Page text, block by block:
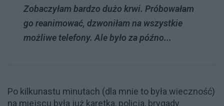
Zobaczyłam bardzo dużo krwi. Próbowałam
go reanimować, dzwoniłam na wszystkie
możliwe telefony. Ale było za późno...
Po kilkunastu minutach (dla mnie to była wieczność)
na miejscu była już karetka, policja, brygady